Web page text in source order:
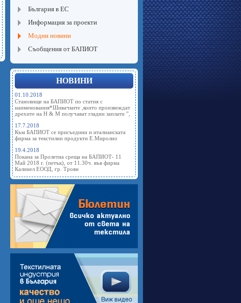
България в ЕС
Информация за проекти
Модни новини
Съобщения от БАПИОТ
НОВИНИ
01.10.2018
Становище на БАПИОТ по статия с
наименования*Шивачките ,които произвеждат
дрехите на Н & М получават гладни заплати ”,
17.7.2018
Към БАПИОТ се присъедини и италианската
фирма за текстилни продукти Е.Миролио
19.4.2018
Покана за Пролетна среща на БАПИОТ- 11
Май 2018 г. (петък), от 11.30ч. във фирма
Калинел ЕООД, гр. Троян